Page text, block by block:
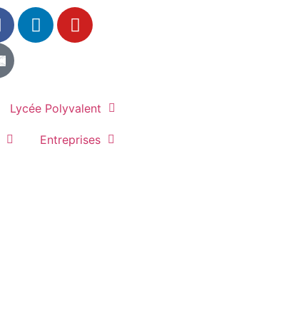
Lycée Polyvalent
Entreprises